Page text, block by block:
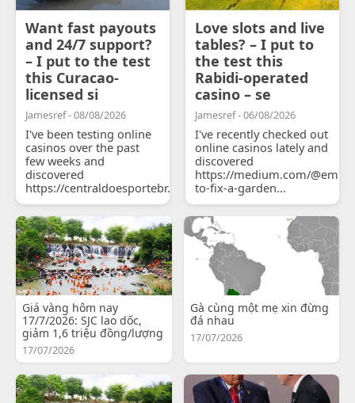
Want fast payouts
and 24/7 support?
– I put to the test
this Curacao-
licensed si
Jamesref - 08/08/2026
I've been testing online
casinos over the past
few weeks and
discovered
https://centraldoesportebr.substack.com/p/cucure...
Love slots and live
tables? – I put to
the test this
Rabidi-operated
casino – se
Jamesref - 06/08/2026
I've recently checked out
online casinos lately and
discovered
https://medium.com/
to-fix-a-garden...
Giá vàng hôm nay
17/7/2026: SJC lao dốc,
giảm 1,6 triệu đồng/lượng
17/07/2026
Gà cùng một mẹ xin đừng
đá nhau
17/07/2026